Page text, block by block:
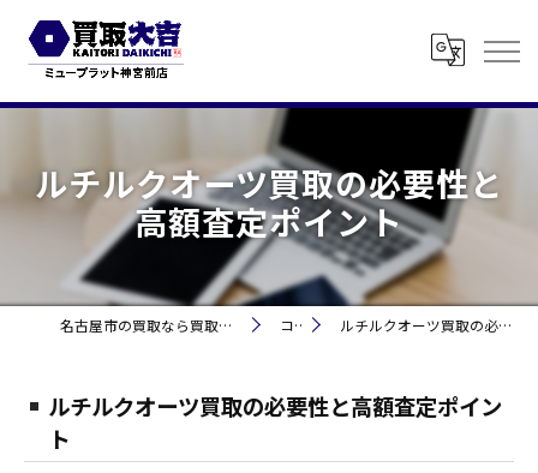
ルチルクオーツ買取の必要性と
高額査定ポイント
名古屋市の買取なら買取大吉 ミュープラット神宮前 コラム ルチルクオーツ買取の必要性と高額査定ポイント
ルチルクオーツ買取の必要性と高額査定ポイン
ト